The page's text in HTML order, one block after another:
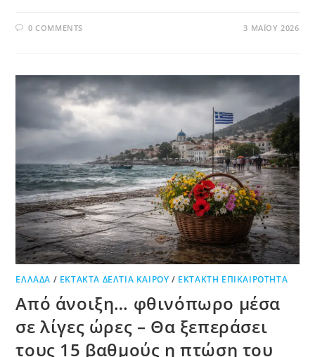
0 COMMENTS 3 ΜΑΪ́ΟΥ 2026
ΕΛΛΆΔΑ / ΈΚΤΑΚΤΑ ΔΕΛΤΊΑ ΚΑΙΡΟΎ / ΕΚΤΑΚΤΗ ΕΠΙΚΑΙΡΟΤΗΤΑ
Από άνοιξη… φθινόπωρο μέσα
σε λίγες ώρες – Θα ξεπεράσει
τους 15 βαθμούς η πτώση του